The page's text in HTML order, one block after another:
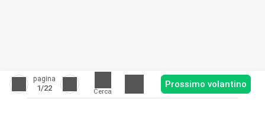
pagina
1/22 Cerca
Prossimo volantino